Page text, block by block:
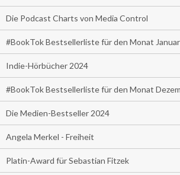
Die Podcast Charts von Media Control
#BookTok Bestsellerliste für den Monat
Indie-Hörbücher 2024
#BookTok Bestsellerliste für den Monat
Die Medien-Bestseller 2024
Angela Merkel - Freiheit
Platin-Award für Sebastian Fitzek